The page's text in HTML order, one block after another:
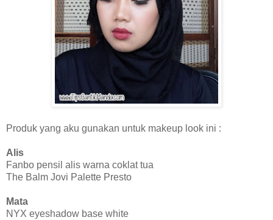
Produk yang aku gunakan untuk makeup look ini :
Alis
Fanbo pensil alis warna coklat tua
The Balm Jovi Palette Presto
Mata
NYX eyeshadow base white